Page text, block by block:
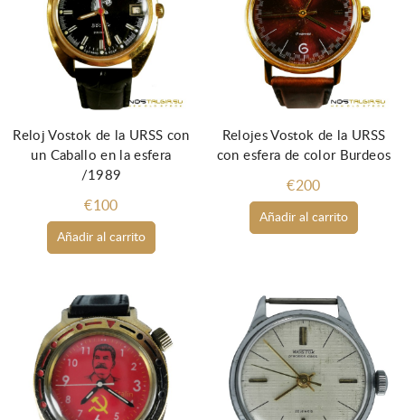
Añadir al carrito
Reloj Vostok de la URSS con
un Caballo en la esfera
/1989
€100
Añadir al carrito
Relojes Vostok de la URSS
con esfera de color Burdeos
€200